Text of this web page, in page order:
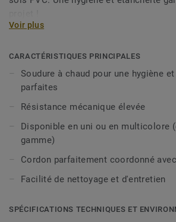
Voir plus
CARACTÉRISTIQUES PRINCIPALES
Soudure à chaud pour une hygiène
parfaites
Résistance mécanique élevée
Disponible en uni ou en multicolore
gamme)
Cordon parfaitement coordonné
Facilité de nettoyage et d'entretien
SPÉCIFICATIONS TECHNIQUES ET